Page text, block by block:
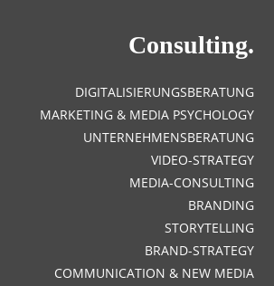
Consulting.
DIGITALISIERUNGSBERATUNG
MARKETING & MEDIA PSYCHOLOGY
UNTERNEHMENSBERATUNG
VIDEO-STRATEGY
MEDIA-CONSULTING
BRANDING
STORYTELLING
BRAND-STRATEGY
COMMUNICATION & NEW MEDIA